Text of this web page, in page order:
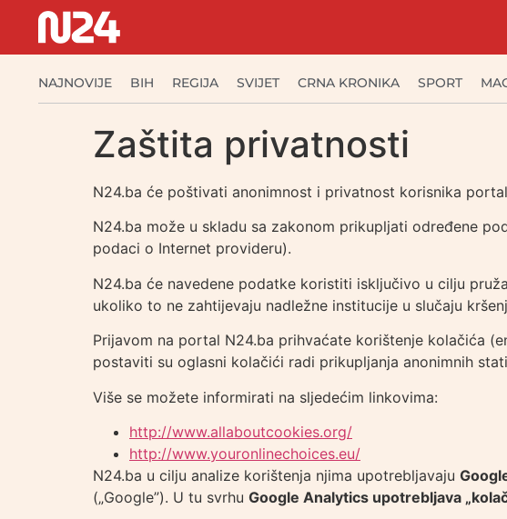
NAJNOVIJE BIH REGIJA SVIJET CRNA KRONIKA SPORT
Zaštita privatnosti
N24.ba će poštivati anonimnost i privatnost korisnika
N24.ba može u skladu sa zakonom prikupljati određene
podaci o Internet provideru).
N24.ba će navedene podatke koristiti isključivo u cilju
ukoliko to ne zahtijevaju nadležne institucije u slučaju
Prijavom na portal N24.ba prihvaćate korištenje kolačića
postaviti su oglasni kolačići radi prikupljanja anonimnih
Više se možete informirati na sljedećim linkovima:
http://www.allaboutcookies.org/
http://www.youronlinechoices.eu/
N24.ba u cilju analize korištenja njima upotrebljavaju
(„Google”). U tu svrhu Google Analytics upotrebljava